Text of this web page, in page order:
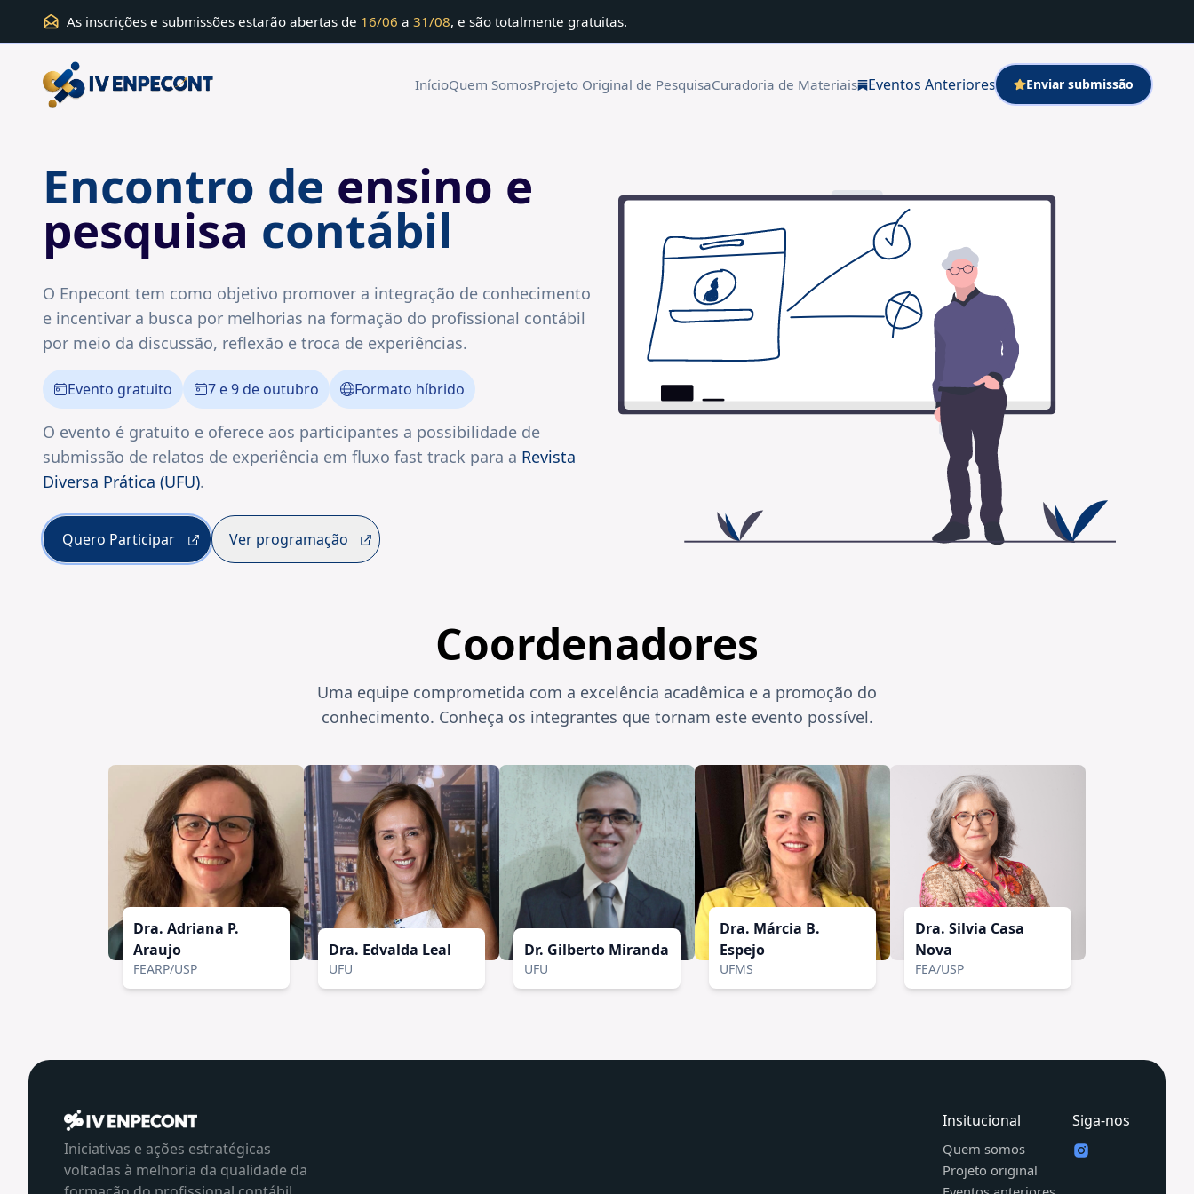
As inscrições e submissões estarão abertas de 16/06 a 31/08, e são totalmente gratuitas.
InícioQuem SomosProjeto Original de PesquisaCuradoria de Materiais Eventos Anteriores Enviar submissão
Encontro de ensino e
pesquisa contábil
O Enpecont tem como objetivo promover a integração de conhecimento
e incentivar a busca por melhorias na formação do profissional contábil
por meio da discussão, reflexão e troca de experiências.
Evento gratuito 7 e 9 de outubro Formato híbrido
O evento é gratuito e oferece aos participantes a possibilidade de
submissão de relatos de experiência em fluxo fast track para a Revista
Diversa Prática (UFU).
Quero Participar Ver programação
Coordenadores
Uma equipe comprometida com a excelência acadêmica e a promoção do
conhecimento. Conheça os integrantes que tornam este evento possível.
Dra. Adriana P.
Araujo
FEARP/USP
Dra. Edvalda Leal
UFU
Dr. Gilberto Miranda
UFU
Dra. Márcia B.
Espejo
UFMS
Dra. Silvia Casa
Nova
FEA/USP
Iniciativas e ações estratégicas
voltadas à melhoria da qualidade da
Insitucional
Quem somos
Projeto original
Siga-nos